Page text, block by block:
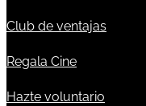
Club de ventajas
Regala Cine
Hazte voluntario